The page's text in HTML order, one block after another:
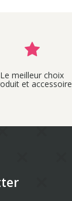
Le meilleur choix
et accessoire